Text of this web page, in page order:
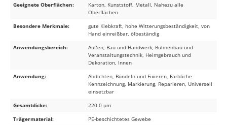
Geeignete Oberflächen:
Karton, Kunststoff, Metall, Nahezu alle
Oberflächen
Besondere Merkmale:
gute Klebkraft, hohe Witterungsbeständigkeit, von
Hand einreißbar, ölbeständig
Anwendungsbereich:
Außen, Bau und Handwerk, Bühnenbau und
Veranstaltungstechnik, Heimgebrauch und
Dekoration, Innen
Anwendung:
Abdichten, Bündeln und Fixieren, Farbliche
Kennzeichnung, Markierung, Reparieren, Universell
einsetzbar
Gesamtdicke:
220.0 µm
Trägermaterial:
PE-beschichtetes Gewebe